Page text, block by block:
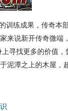
训练成果，传奇本
说新开传奇微端
寻找更多的价值
泥潭之上的木屋，